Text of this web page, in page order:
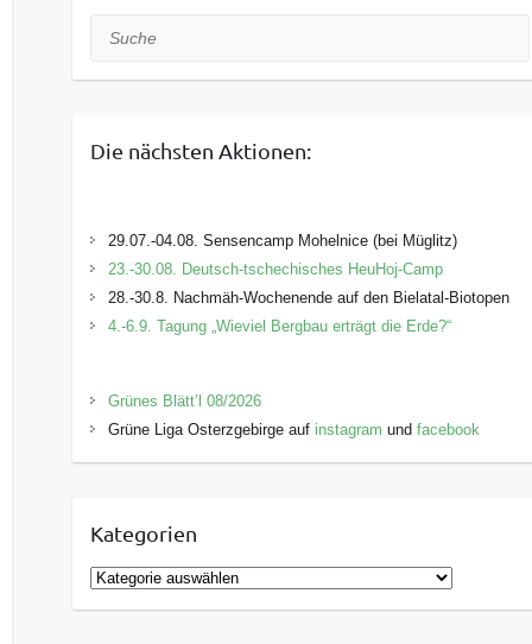
Suche
Die nächsten Aktionen:
29.07.-04.08. Sensencamp Mohelnice (bei Müglitz)
23.-30.08. Deutsch-tschechisches HeuHoj-Camp
28.-30.8. Nachmäh-Wochenende auf den Bielatal-Biotopen
4.-6.9. Tagung „Wieviel Bergbau erträgt die Erde?“
Grünes Blätt’l 08/2026
Grüne Liga Osterzgebirge auf instagram und facebook
Kategorien
K
a